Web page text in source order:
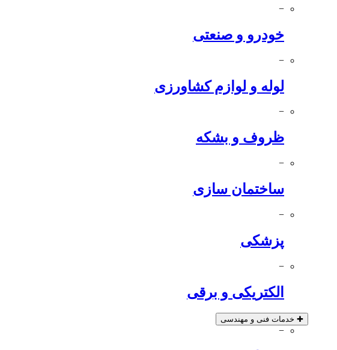
−
خودرو و صنعتی
−
لوله و لوازم کشاورزی
−
ظروف و بشکه
−
ساختمان سازی
−
پزشکی
−
الکتریکی و برقی
✚ خدمات فنی و مهندسی
−